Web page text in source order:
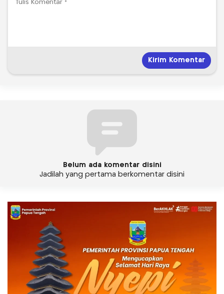
Belum ada komentar disini
Jadilah yang pertama berkomentar disini